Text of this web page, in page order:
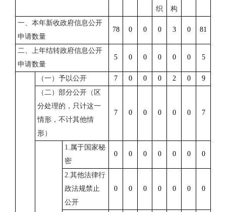
织
构
一、本年新收政府信息公开
申请数量
78 0 0 0 3 0 81
二、上年结转政府信息公开
申请数量
5 0 0 0 0 0 5
（一）予以公开 7 0 0 0 2 0
9
（二）部分公开（区
分处理的，只计这一
情形，不计其他情
形）
7 0 0 0 0 0 7
1. 属于国家秘
密
0 0 0 0 0 0 0
2.其他法律行
政法规禁止
公开
0 0 0 0 0 0 0